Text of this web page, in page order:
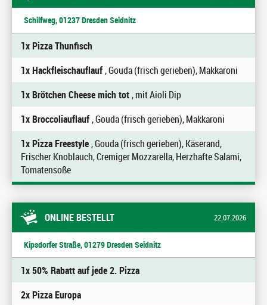
Schilfweg, 01237 Dresden Seidnitz
1x Pizza Thunfisch
1x Hackfleischauflauf, Gouda (frisch gerieben), Makkaroni
1x Brötchen Cheese mich tot, mit Aioli Dip
1x Broccoliauflauf, Gouda (frisch gerieben), Makkaroni
1x Pizza Freestyle, Gouda (frisch gerieben), Käserand,
Frischer Knoblauch, Cremiger Mozzarella, Herzhafte Salami,
Tomatensoße
ONLINE BESTELLT 22.07.2026
Kipsdorfer Straße, 01279 Dresden Seidnitz
1x 50% Rabatt auf jede 2. Pizza
2x Pizza Europa